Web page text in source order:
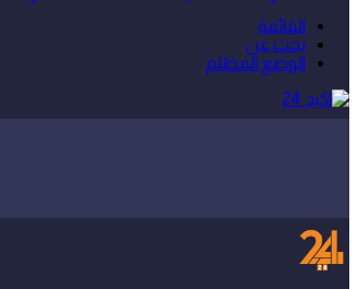
القائمة
بحث عن
الوضع المظلم